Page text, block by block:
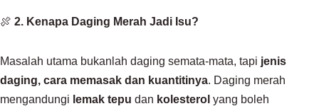
🍖 2. Kenapa Daging Merah Jadi Isu?
Masalah utama bukanlah daging semata-mata, tapi jenis
daging, cara memasak dan kuantitinya. Daging merah
mengandungi lemak tepu dan kolesterol yang boleh